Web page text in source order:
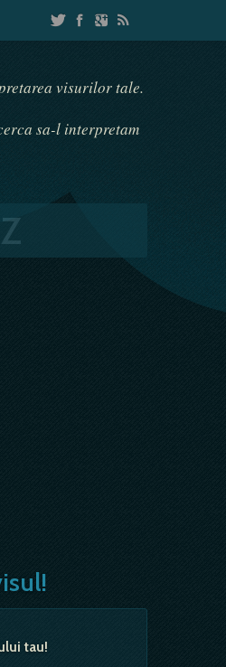
visurilor tale.
sa-l interpretam
Z
tau!